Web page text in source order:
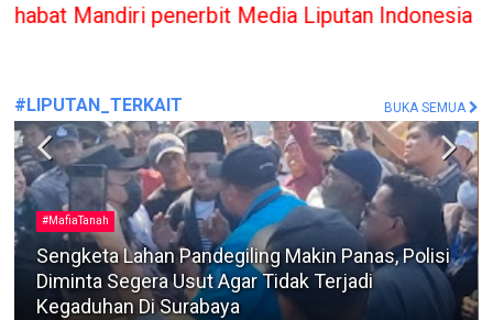
Media Liputan Indonesia hanya
#LIPUTAN_TERKAIT BUKA SEMUA
#MafiaTanah
Sengketa Lahan Pandegiling Makin Panas, Polisi
Diminta Segera Usut Agar Tidak Terjadi
Kegaduhan Di Surabaya